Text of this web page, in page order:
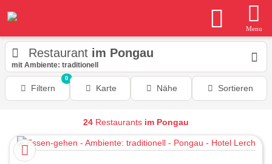
Menu
Restaurant im Pongau
mit Ambiente: traditionell
Filtern
0
Karte Nähe Sortieren
24 Restaurants im Pongau